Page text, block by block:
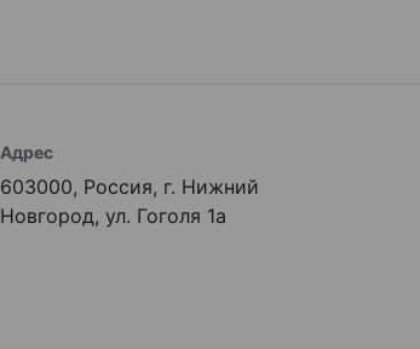
Адрес
603000, Россия, г. Нижний
Новгород, ул. Гоголя 1а